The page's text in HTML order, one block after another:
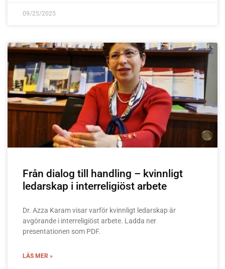
09/25/2025
Från dialog till handling – kvinnligt
ledarskap i interreligiöst arbete
Dr. Azza Karam visar varför kvinnligt ledarskap är
avgörande i interreligiöst arbete. Ladda ner
presentationen som PDF.
LÄS MER »